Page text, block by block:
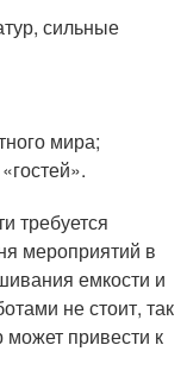
сильные
мира;
требуется
мероприятий в
емкости и
не стоит, так
привести к